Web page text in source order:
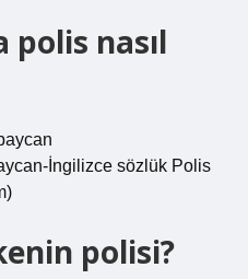
polis nasıl
İngilizce sözlük Polis
polisi?